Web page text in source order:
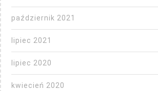
październik 2021
lipiec 2021
lipiec 2020
kwiecień 2020